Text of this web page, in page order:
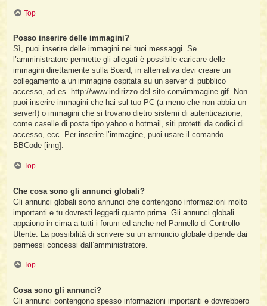
Top
Posso inserire delle immagini?
Sì, puoi inserire delle immagini nei tuoi messaggi. Se
l’amministratore permette gli allegati è possibile caricare delle
immagini direttamente sulla Board; in alternativa devi creare un
collegamento a un’immagine ospitata su un server di pubblico
accesso, ad es. http://www.indirizzo-del-sito.com/immagine.gif. Non
puoi inserire immagini che hai sul tuo PC (a meno che non abbia un
server!) o immagini che si trovano dietro sistemi di autenticazione,
come caselle di posta tipo yahoo o hotmail, siti protetti da codici di
accesso, ecc. Per inserire l’immagine, puoi usare il comando
BBCode [img].
Top
Che cosa sono gli annunci globali?
Gli annunci globali sono annunci che contengono informazioni molto
importanti e tu dovresti leggerli quanto prima. Gli annunci globali
appaiono in cima a tutti i forum ed anche nel Pannello di Controllo
Utente. La possibilità di scrivere su un annuncio globale dipende dai
permessi concessi dall’amministratore.
Top
Cosa sono gli annunci?
Gli annunci contengono spesso informazioni importanti e dovrebbero